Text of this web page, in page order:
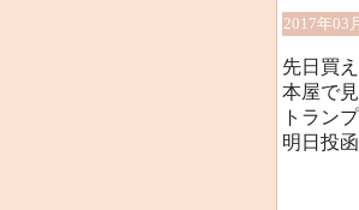
2017年03
先日買
本屋で
トラン
明日投